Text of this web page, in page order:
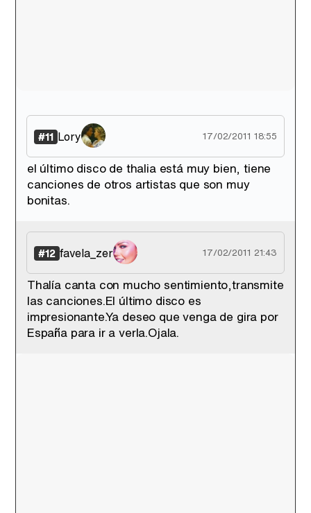
#11 Lory 17/02/2011 18:55
el último disco de thalia está muy bien, tiene
canciones de otros artistas que son muy
bonitas.
#12 favela_zer 17/02/2011 21:43
Thalía canta con mucho sentimiento,transmite
las canciones.El último disco es
impresionante.Ya deseo que venga de gira por
España para ir a verla.Ojala.